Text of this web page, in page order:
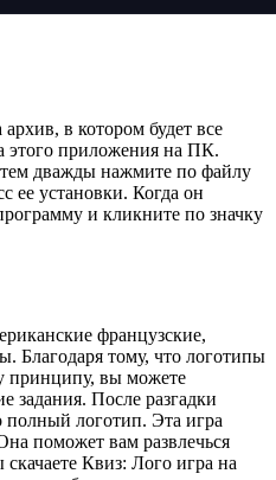
в котором будет все
этого приложения на ПК.
дважды нажмите по файлу
ее установки. Когда он
и кликните по значку
французские,
Благодаря тому, что логотипы
принципу, вы можете
задания. После разгадки
полный логотип. Эта игра
поможет вам развлечься
Квиз: Лого игра на